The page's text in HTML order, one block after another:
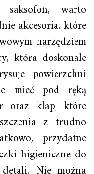
warto
akcesoria, które
narzędziem
która doskonale
powierzchni
mieć pod ręką
oraz klap, które
z trudno
przydatne
higieniczne do